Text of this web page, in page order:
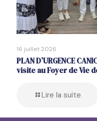
16 juillet 2026
PLAN D’URGENCE
visite au Foyer de Vie
Lire la suite